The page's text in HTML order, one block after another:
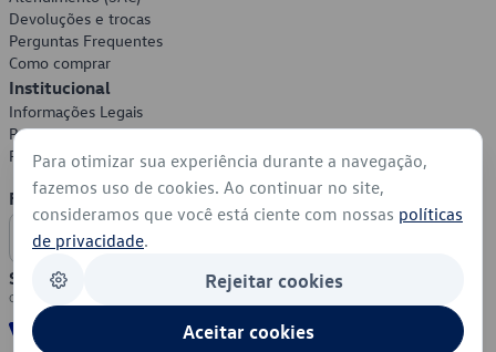
Devoluções e trocas
Perguntas Frequentes
Como comprar
Institucional
Informações Legais
Política de Privacidade
Política de Cookies
Formas de Pagamento
Segurança
Para otimizar sua experiência durante a navegação,
fazemos uso de cookies. Ao continuar no site,
consideramos que você está ciente com nossas políticas
de privacidade.
Rejeitar cookies
Aceitar cookies